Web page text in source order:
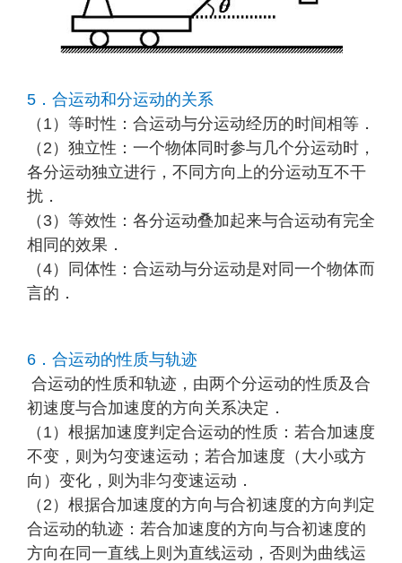
5．合运动和分运动的关系
（1）等时性：合运动与分运动经历的时间相等．
（2）独立性：一个物体同时参与几个分运动时，
各分运动独立进行，不同方向上的分运动互不干
扰 ．
（3）等效性：各分运动叠加起来与合运动有完全
相同的效果．
（4）同体性：合运动与分运动是对同一个物体而
言的．
6．合运动的性质与轨迹
合运动的性质和轨迹，由两个分运动的性质及合
初速度与合加速度的方向关系决定．
（1）根据加速度判定合运动的性质：若合加速度
不变，则为匀变速运动；若合加速度（大小或方
向）变化，则为非匀变速运动．
（2）根据合加速度的方向与合初速度的方向判定
合运动的轨迹：若合加速度的方向与合初速度的
方向在同一直线上则为直线运动，否则为曲线运